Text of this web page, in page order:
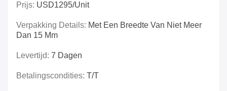
Prijs: USD1295/unit
Verpakking Details: Met Een Breedte Van Niet Meer
Dan 15 Mm
Levertijd: 7 Dagen
Betalingscondities: T/T